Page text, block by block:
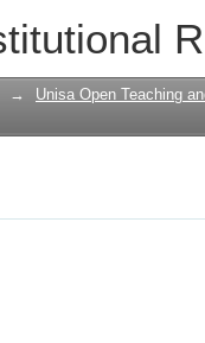
→ Unisa Open Teaching